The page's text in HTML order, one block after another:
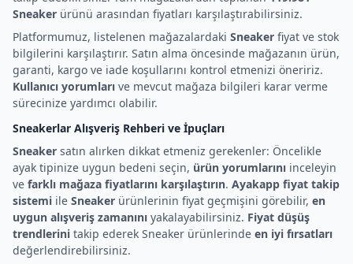
Sneaker ürünü arasından fiyatları karşılaştırabilirsiniz.
Platformumuz, listelenen mağazalardaki Sneaker fiyat ve stok
bilgilerini karşılaştırır. Satın alma öncesinde mağazanın ürün,
garanti, kargo ve iade koşullarını kontrol etmenizi öneririz.
Kullanıcı yorumları ve mevcut mağaza bilgileri karar verme
sürecinize yardımcı olabilir.
Sneakerlar Alışveriş Rehberi ve İpuçları
Sneaker satın alırken dikkat etmeniz gerekenler: Öncelikle
ayak tipinize uygun bedeni seçin, ürün yorumlarını inceleyin
ve farklı mağaza fiyatlarını karşılaştırın. Ayakapp fiyat takip
sistemi ile Sneaker ürünlerinin fiyat geçmişini görebilir, en
uygun alışveriş zamanını yakalayabilirsiniz. Fiyat düşüş
trendlerini takip ederek Sneaker ürünlerinde en iyi fırsatları
değerlendirebilirsiniz.